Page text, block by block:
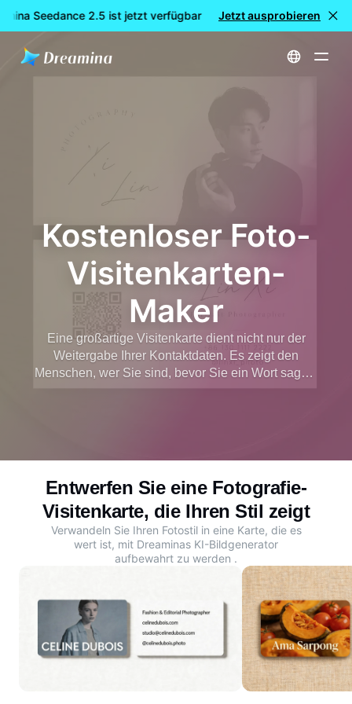
Seedance 2.5 ist jetzt verfügbar 🎉 Neues Modell LIVE:
Jetzt ausprobieren
Startseite erstellen Kostenloser Foto-Visitenkarten-Maker
Kostenloser Foto-
Visitenkarten-
Maker
Eine großartige Visitenkarte dient nicht nur der
Weitergabe Ihrer Kontaktdaten. Es zeigt den
Menschen, wer Sie sind, bevor Sie ein Wort sagen.
Der kostenlose KI-Generator von Dreamina hilft
Entwerfen Sie eine Fotografie-
Visitenkarte, die Ihren Stil zeigt
Verwandeln Sie Ihren Fotostil in eine Karte, die es
wert ist, mit Dreaminas KI-Bildgenerator
aufbewahrt zu werden .